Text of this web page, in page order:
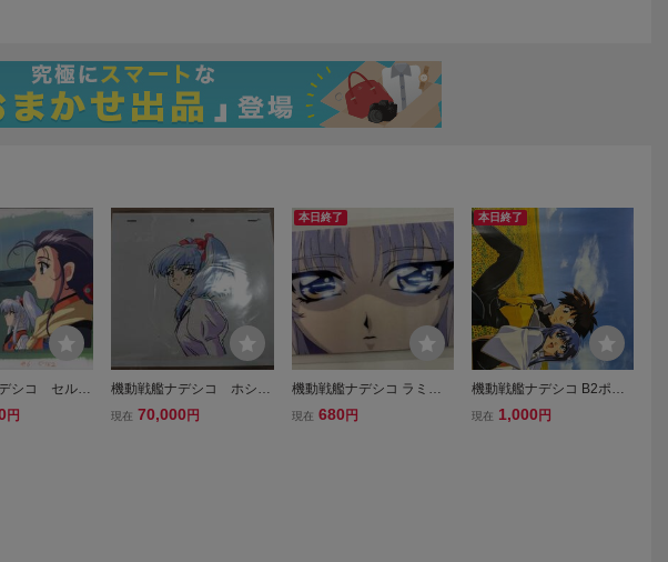
シコ セル
画 アン
円
機動戦艦ナデシコ ホシノ
ルリ セル画 当時物 希
現在 70,000 円
本日終了
機動戦艦ナデシコ ラミネ
ートカード ホシノルリ
現在 680 円
本日終了
機動戦艦ナデシコ B2ポス
ター ホシノ・ルリ テンカ
現在 1,000 円